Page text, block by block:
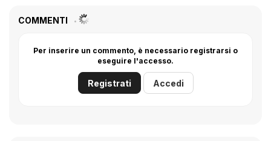
COMMENTI
Per inserire un commento, è necessario registrarsi o
eseguire l'accesso.
Registrati Accedi